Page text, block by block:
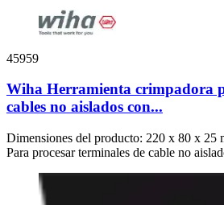
45959
Wiha Herramienta crimpadora
cables no aislados con...
Dimensiones del producto: 220 x 80 x
Para procesar terminales de cable no